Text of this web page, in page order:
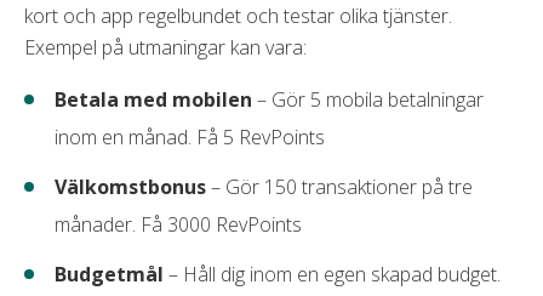
kort och app regelbundet och testar olika tjänster.
Exempel på utmaningar kan vara:
Betala med mobilen – Gör 5 mobila betalningar
inom en månad. Få 5 RevPoints
Välkomstbonus– Gör 150 transaktioner på tre
månader. Få 3000 RevPoints
Budgetmål – Håll dig inom en egen skapad budget.